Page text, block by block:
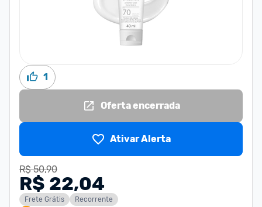
1
Oferta encerrada
Ativar Alerta
R$ 50,90
R$ 22,04
Frete Grátis Recorrente